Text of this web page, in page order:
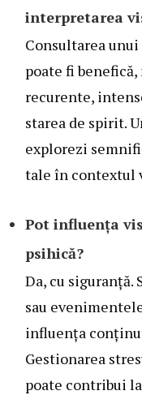
interpretarea
Consultarea
poate fi
recurente,
starea de spirit.
explorezi
tale în contextul
Pot influența
psihică?
Da, cu siguranță.
sau
influența
Gestionarea
poate contribui